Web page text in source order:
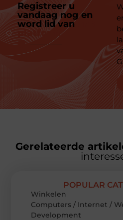
Registreer u
vandaag nog en
word lid van
platform
Gerelateerde
POPULAR
Winkelen
Computers / Internet /
Development